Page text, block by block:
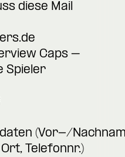
diese Mail
Caps –
Spieler
(Vor-/
Telefonnr.)